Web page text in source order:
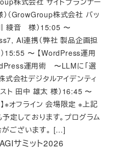
サミット2026
GrowGroup株式会社 バッ
綾音 様）15:05 〜
AI連携（弊社 製品企画担
15:55 〜 【WordPress運用
運用術 〜LLMに「選
式会社デジタルアイデンティ
ト 田中 雄太 様）16:45 〜
※オフライン 会場限定 ※上記
定しております。プログラム
ございます。 […]